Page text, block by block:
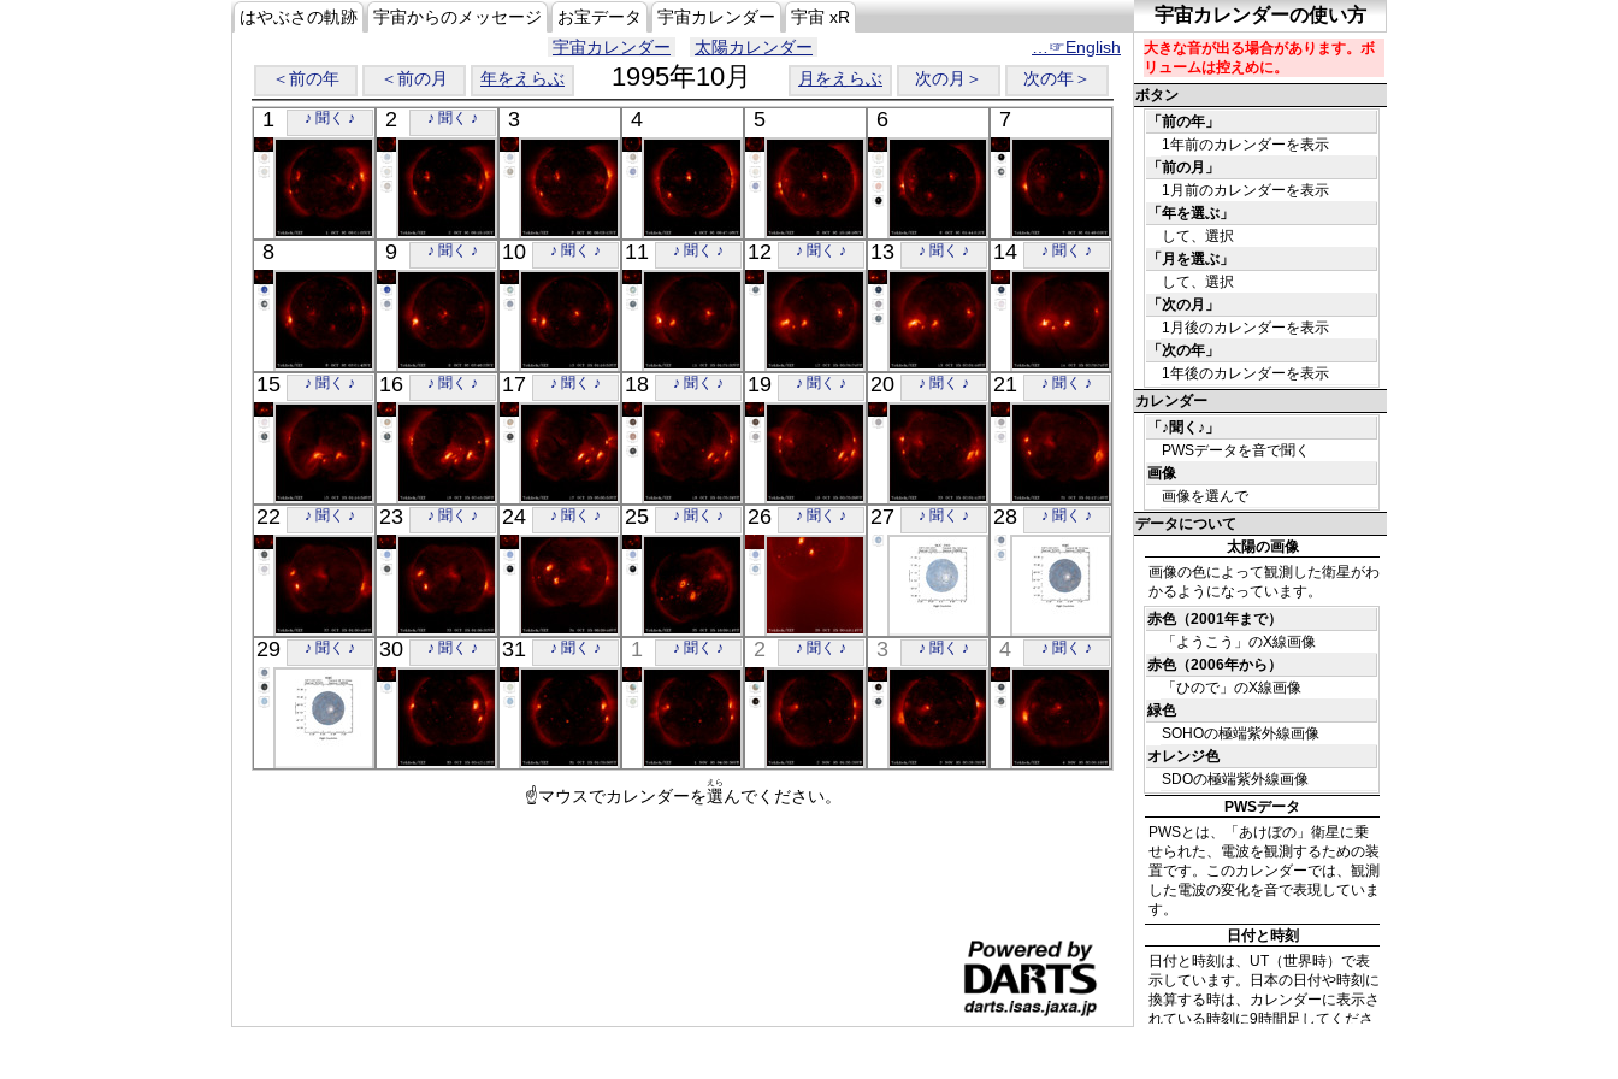
はやぶさの軌跡 宇宙からのメッセージ お宝データ 宇宙カレンダー
宇宙 xR
宇宙カレンダー
太陽カレンダー
…☞English
＜前の年
＜前の月 年をえらぶ 1995年10月 月をえらぶ 次の月＞ 次の年＞
1 ♪ 聞く ♪ 2 ♪ 聞く ♪
「ようこう」
X線
3
「ようこう」
X線
4
「ようこう」
X線
5
「ようこう」
X線
6
「ようこう」
X線
7
「ようこう」
X線
8
「ようこう」
X線
9 ♪ 聞く ♪
「ようこう」
X線
10 ♪ 聞く ♪
「ようこう」
X線
11 ♪ 聞く ♪
「ようこう」
X線
12 ♪ 聞く ♪
「ようこう」
X線
13 ♪ 聞く ♪
「ようこう」
X線
14 ♪ 聞く ♪
「ようこう」
X線
15 ♪ 聞く ♪
「ようこう」
X線
16 ♪ 聞く ♪
「ようこう」
X線
17 ♪ 聞く ♪
「ようこう」
X線
18 ♪ 聞く ♪
「ようこう」
X線
19 ♪ 聞く ♪
「ようこう」
X線
20 ♪ 聞く ♪
「ようこう」
X線
21 ♪ 聞く ♪
「ようこう」
X線
22 ♪ 聞く ♪
「ようこう」
X線
23 ♪ 聞く ♪
「ようこう」
X線
24 ♪ 聞く ♪
「ようこう」
X線
25 ♪ 聞く ♪
「ようこう」
X線
26 ♪ 聞く ♪
「ようこう」
X線
27 ♪ 聞く ♪
ASCA
NGC_2563
X線
28 ♪ 聞く ♪
ASCA
WR6
X線
29 ♪ 聞く ♪ 30 ♪ 聞く ♪ 31 ♪ 聞く ♪
X線
1 ♪ 聞く ♪
「ようこう」
X線
2 ♪ 聞く ♪
X線
3 ♪ 聞く ♪ 4 ♪ 聞く ♪
☝マウスでカレンダーを選
えら
んでください。